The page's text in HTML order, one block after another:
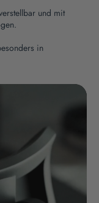
und mit
in